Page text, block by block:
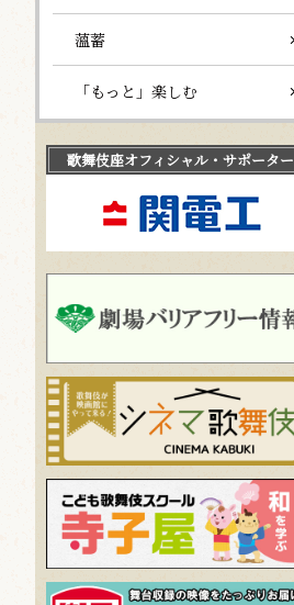
薀蓄
「もっと」楽しむ
歌舞伎座オフィシャル・サポーター